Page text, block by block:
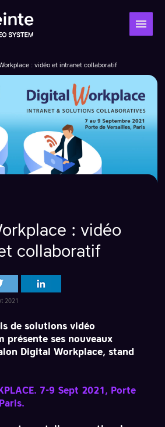
: vidéo et intranet collaboratif
: vidéo
collaboratif
2021
de solutions vidéo
présente ses nouveaux
Digital Workplace, stand
7-9 Sept 2021, Porte